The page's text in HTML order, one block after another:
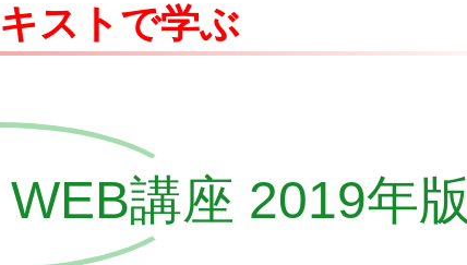
ストで学ぶ
講座 2019年版